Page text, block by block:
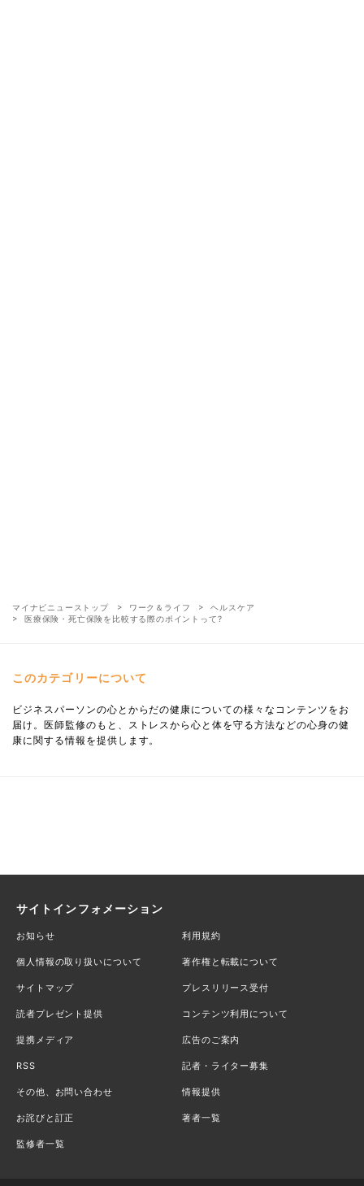
マイナビニューストップ ワーク＆ライフ
ヘルスケア
医療保険・死亡保険を比較する際のポイントって?
このカテゴリーについて
ビジネスパーソンの心とからだの健康についての様々なコンテンツをお
届け。医師監修のもと、ストレスから心と体を守る方法などの心身の健
康に関する情報を提供します。
サイトインフォメーション
お知らせ 利用規約
個人情報の取り扱いについて 著作権と転載について
サイトマップ プレスリリース受付
読者プレゼント提供 コンテンツ利用について
提携メディア 広告のご案内
RSS 記者・ライター募集
その他、お問い合わせ 情報提供
お詫びと訂正 著者一覧
監修者一覧